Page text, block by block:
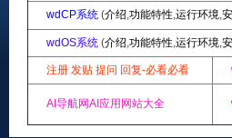
wdCP系统 (介绍,功能特性,运行环境,
wdOS系统 (介绍,功能特性,运行环境,
注册 发贴 提问 回复-必看必看
AI导航网AI应用网站大全